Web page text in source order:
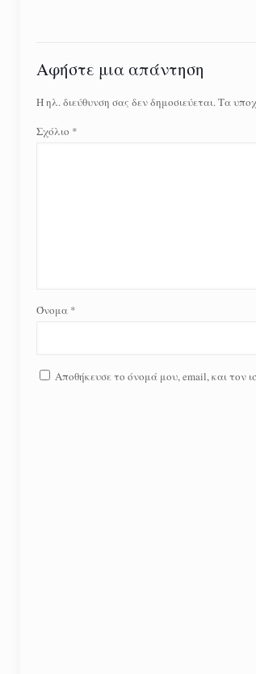
Αφήστε μια απάντηση
Η ηλ. διεύθυνση σας δεν δημοσιεύεται.Τα
Σχόλιο *
Όνομα *
Αποθήκευσε το όνομά μου, email, και τον